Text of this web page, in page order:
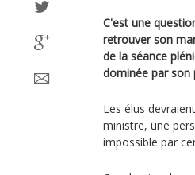
C'est une
retrouver son
de la séance
dominée par son
Les élus
ministre, une
impossible par